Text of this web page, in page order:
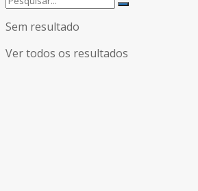
Sem resultado
Ver todos os resultados